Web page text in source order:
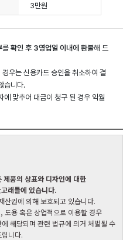
3만원
를 확인 후 3영업일 이내에 환불해 드
우는 신용카드 승인을 취소하여 결
습니다.
에 맞추어 대금이 청구 된 경우 익월
품의 상표와 디자인에 대한
래들에 있습니다.
산권에 의해 보호되고 있습니다.
도용 혹은 상업적으로 이용할 경우
해당되며 관련 법규에 의거 처벌될 수
니다.